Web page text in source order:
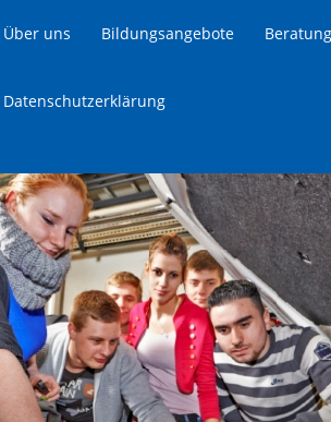
Über uns Bildungsangebote
Datenschutzerklärung